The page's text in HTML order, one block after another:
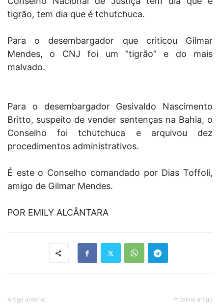
tigrão, tem dia que é tchutchuca.
Para o desembargador que criticou Gilmar
Mendes, o CNJ foi um ”tigrão” e do mais
malvado.
Para o desembargador Gesivaldo Nascimento
Britto, suspeito de vender sentenças na Bahia, o
Conselho foi tchutchuca e arquivou dez
procedimentos administrativos.
É este o Conselho comandado por Dias Toffoli,
amigo de Gilmar Mendes.
POR EMILY ALCÂNTARA
Artigo anterior Próximo artigo